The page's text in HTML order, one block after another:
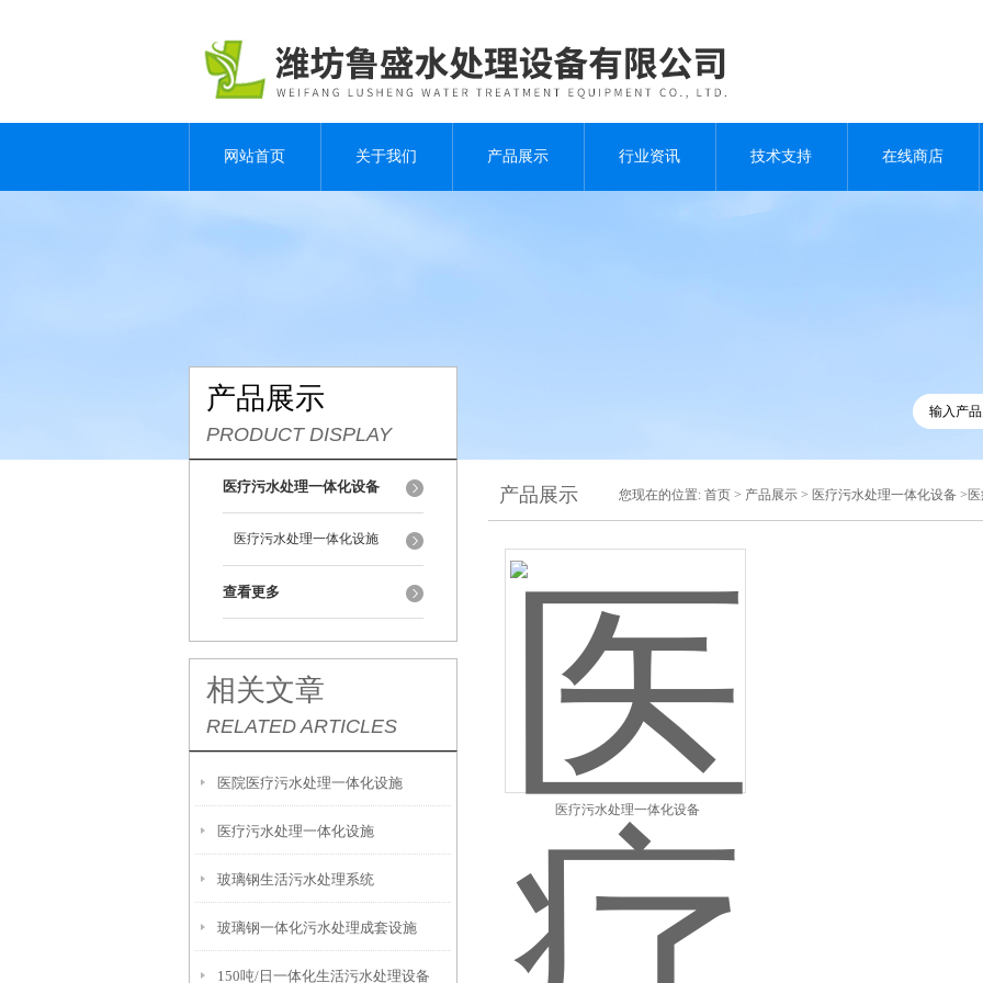
网站首页 关于我们 产品展示 行业资讯 技术支持 在线商店
产品展示
PRODUCT DISPLAY
医疗污水处理一体化设备
医疗污水处理一体化设施
查看更多
相关文章
RELATED ARTICLES
医院医疗污水处理一体化设施
医疗污水处理一体化设施
玻璃钢生活污水处理系统
玻璃钢一体化污水处理成套设施
150吨/日一体化生活污水处理设备
产品展示 您现在的位置: 首页 > 产品展示 > 医疗污水处理一体化设备 >
医疗污水处理一体化设备